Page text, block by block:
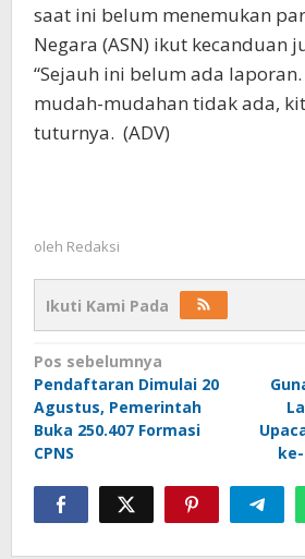
saat ini belum menemukan
Negara (ASN) ikut kecanduan
“Sejauh ini belum ada
mudah-mudahan tidak ada,
tuturnya. (ADV)
oleh Redaksi
Ikuti Kami Pada
Navigasi
pos
Pos sebelumnya
Pendaftaran Dimulai 20
Agustus, Pemerintah
Buka 250.407 Formasi
CPNS